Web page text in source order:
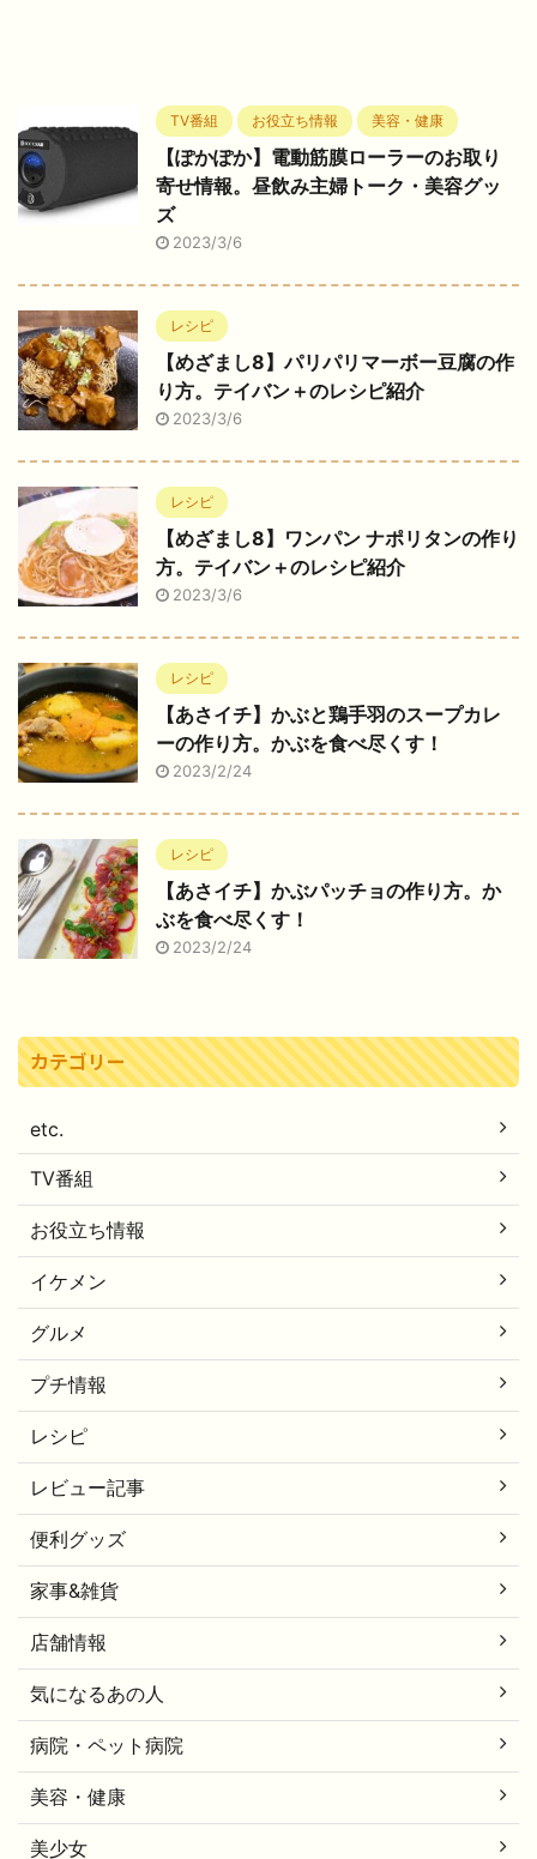
TV番組 お役立ち情報 美容・健康
【ぽかぽか】電動筋膜ローラーのお取り
寄せ情報。昼飲み主婦トーク・美容グッ
ズ
2023/3/6
レシピ
【めざまし8】パリパリマーボー豆腐の作
り方。テイバン＋のレシピ紹介
2023/3/6
レシピ
【めざまし8】ワンパン ナポリタンの作り
方。テイバン＋のレシピ紹介
2023/3/6
レシピ
【あさイチ】かぶと鶏手羽のスープカレ
ーの作り方。かぶを食べ尽くす！
2023/2/24
レシピ
【あさイチ】かぶパッチョの作り方。か
ぶを食べ尽くす！
2023/2/24
カテゴリー
etc.
TV番組
お役立ち情報
イケメン
グルメ
プチ情報
レシピ
レビュー記事
便利グッズ
家事&雑貨
店舗情報
気になるあの人
病院・ペット病院
美容・健康
美少女